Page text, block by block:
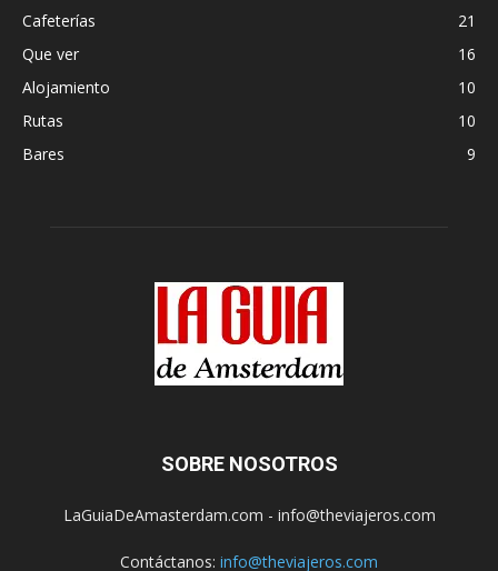
Cafeterías
21
Que ver
16
Alojamiento
10
Rutas
10
Bares
9
SOBRE NOSOTROS
LaGuiaDeAmasterdam.com - info@theviajeros.com
Contáctanos: info@theviajeros.com